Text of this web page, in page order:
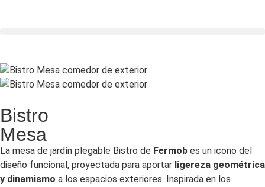
Bistro
Mesa
La mesa de jardín plegable Bistro de Fermob es un icono del
diseño funcional, proyectada para aportar ligereza geométrica
y dinamismo a los espacios exteriores. Inspirada en los